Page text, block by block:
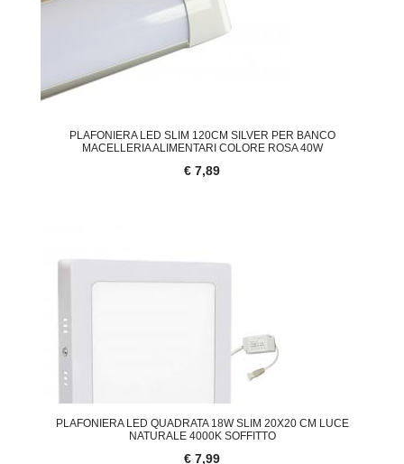
PLAFONIERA LED SLIM 120CM SILVER PER BANCO
MACELLERIA ALIMENTARI COLORE ROSA 40W
€ 7,89
PLAFONIERA LED QUADRATA 18W SLIM 20X20 CM LUCE
NATURALE 4000K SOFFITTO
€ 7,99